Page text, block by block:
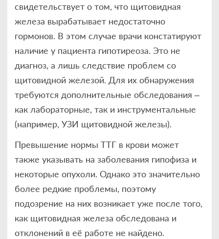
свидетельствует о том, что щитовидная
железа вырабатывает недостаточно
гормонов. В этом случае врачи констатируют
наличие у пациента гипотиреоза. Это не
диагноз, а лишь следствие проблем со
щитовидной железой. Для их обнаружения
требуются дополнительные обследования –
как лабораторные, так и инструментальные
(например, УЗИ щитовидной железы).
Превышение нормы ТТГ в крови может
также указывать на заболевания гипофиза и
некоторые опухоли. Однако это значительно
более редкие проблемы, поэтому
подозрение на них возникает уже после того,
как щитовидная железа обследована и
отклонений в её работе не найдено.